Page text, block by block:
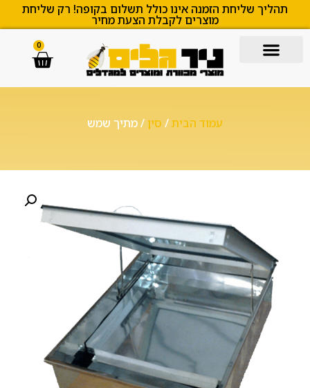
תהליך שליחת הזמנה אינו כולל תשלום בקופה! רק שליחת
מוצרים לקבלת הצעת מחיר
0
עמוד הבית/ סין/ מתיך שמש